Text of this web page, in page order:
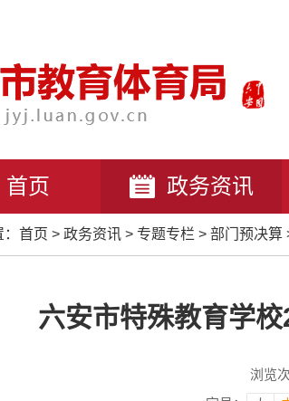
首页 政务资讯
首页 > 政务资讯 > 专题专栏 > 部门预决算
六安市特殊教育学
浏览